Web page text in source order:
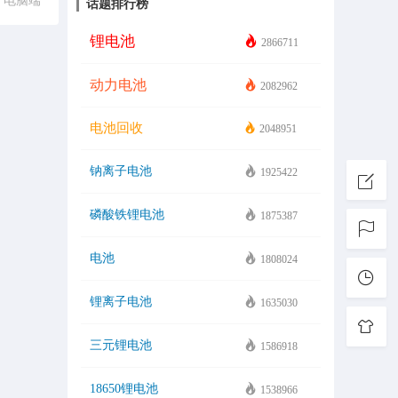
话题排行榜
锂电池 2866711
动力电池 2082962
电池回收 2048951
钠离子电池 1925422
磷酸铁锂电池 1875387
电池 1808024
锂离子电池 1635030
三元锂电池 1586918
18650锂电池 1538966